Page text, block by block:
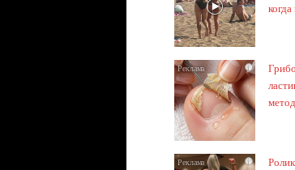
i
метод
i